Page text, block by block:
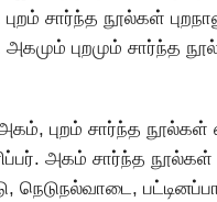
சார்ந்த நூல்கள்
புறமும் சார்ந்த
அகம், புறம் சார்ந்த
அகம் சார்ந்த நூல்கள்
நெடுநல்வாடை,